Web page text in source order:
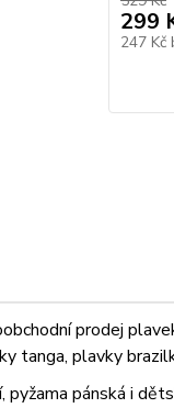
299
247 Kč
prodej
tanga, plavky
pánská i